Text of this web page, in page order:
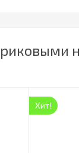
Хит!